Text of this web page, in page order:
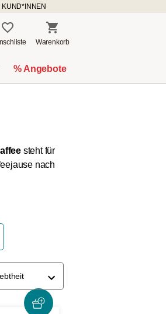
KUND*INNEN
Warenkorb
% Angebote
steht für
nach